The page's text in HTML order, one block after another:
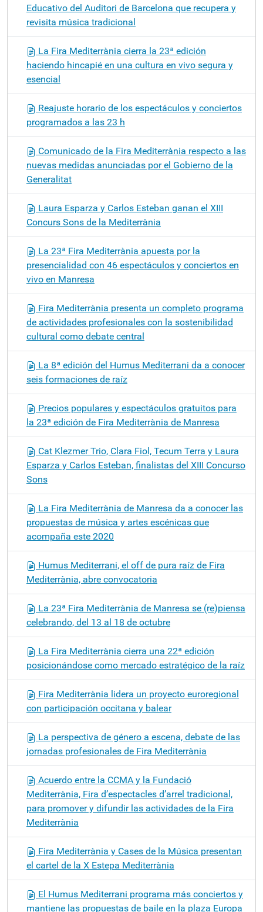
Educativo del Auditori de Barcelona que recupera y
revisita música tradicional
La Fira Mediterrània cierra la 23ª edición
haciendo hincapié en una cultura en vivo segura y
esencial
Reajuste horario de los espectáculos y conciertos
programados a las 23 h
Comunicado de la Fira Mediterrània respecto a las
nuevas medidas anunciadas por el Gobierno de la
Generalitat
Laura Esparza y Carlos Esteban ganan el XIII
Concurs Sons de la Mediterrània
La 23ª Fira Mediterrània apuesta por la
presencialidad con 46 espectáculos y conciertos en
vivo en Manresa
Fira Mediterrània presenta un completo programa
de actividades profesionales con la sostenibilidad
cultural como debate central
La 8ª edición del Humus Mediterrani da a conocer
seis formaciones de raíz
Precios populares y espectáculos gratuitos para
la 23ª edición de Fira Mediterrània de Manresa
Cat Klezmer Trio, Clara Fiol, Tecum Terra y Laura
Esparza y Carlos Esteban, finalistas del XIII Concurso
Sons
La Fira Mediterrània de Manresa da a conocer las
propuestas de música y artes escénicas que
acompaña este 2020
Humus Mediterrani, el off de pura raíz de Fira
Mediterrània, abre convocatoria
La 23ª Fira Mediterrània de Manresa se (re)piensa
celebrando, del 13 al 18 de octubre
La Fira Mediterrània cierra una 22ª edición
posicionándose como mercado estratégico de la raíz
Fira Mediterrània lidera un proyecto euroregional
con participación occitana y balear
La perspectiva de género a escena, debate de las
jornadas profesionales de Fira Mediterrània
Acuerdo entre la CCMA y la Fundació
Mediterrània, Fira d’espectacles d’arrel tradicional,
para promover y difundir las actividades de la Fira
Mediterrània
Fira Mediterrània y Cases de la Música presentan
el cartel de la X Estepa Mediterrània
El Humus Mediterrani programa más conciertos y
mantiene las propuestas de baile en la plaza Europa